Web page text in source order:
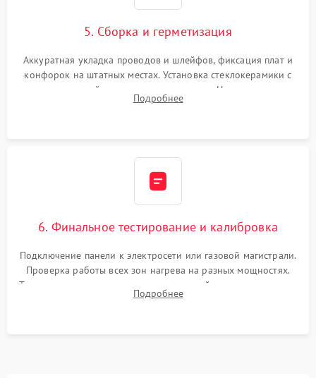
5. Сборка и герметизация
Аккуратная укладка проводов и шлейфов, фиксация плат и
конфорок на штатных местах. Установка стеклокерамики с
проверкой равномерности зазоров. Нанесение
термостойкого герметика или укладка уплотнительной
Подробнее
6. Финальное тестирование и калибровка
Подключение панели к электросети или газовой магистрали.
Проверка работы всех зон нагрева на разных мощностях.
Тестирование сенсорного управления, таймера, индикаторов
остаточного тепла и систем защиты от перегрева.
Подробнее